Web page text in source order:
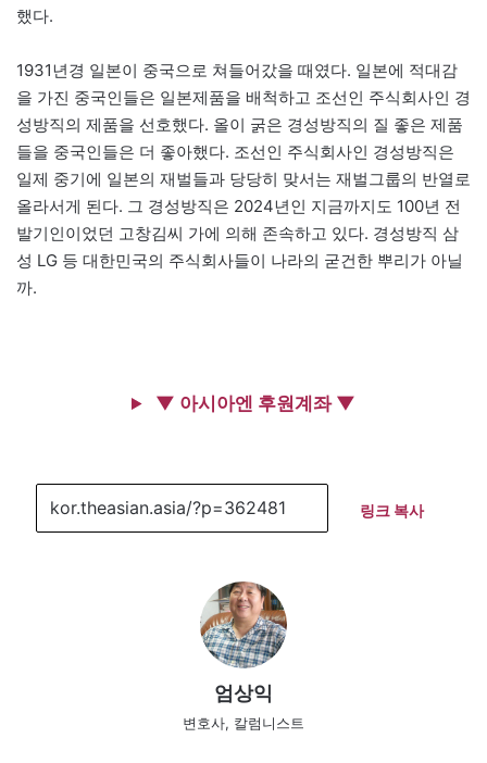
했다.
1931년경 일본이 중국으로 쳐들어갔을 때였다. 일본에 적대감
을 가진 중국인들은 일본제품을 배척하고 조선인 주식회사인 경
성방직의 제품을 선호했다. 올이 굵은 경성방직의 질 좋은 제품
들을 중국인들은 더 좋아했다. 조선인 주식회사인 경성방직은
일제 중기에 일본의 재벌들과 당당히 맞서는 재벌그룹의 반열로
올라서게 된다. 그 경성방직은 2024년인 지금까지도 100년 전
발기인이었던 고창김씨 가에 의해 존속하고 있다. 경성방직 삼
성 LG 등 대한민국의 주식회사들이 나라의 굳건한 뿌리가 아닐
까.
▼ 아시아엔 후원계좌 ▼
링크 복사
엄상익
변호사, 칼럼니스트